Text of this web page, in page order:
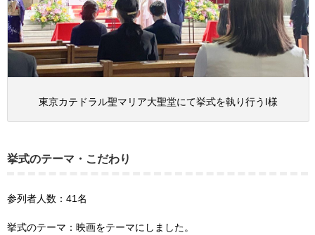
東京カテドラル聖マリア大聖堂にて挙式を執り行うI様
挙式のテーマ・こだわり
参列者人数：41名
挙式のテーマ：映画をテーマにしました。